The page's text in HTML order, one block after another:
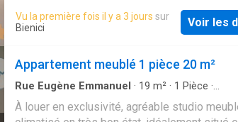
(lave-linge), d'un coin nuit en mezzanine
de douche. Parquet au sol, décoration
Emplacement exceptionnel. Disponible à
Vu la première fois il y a 3 jours sur
Bienici
Voir les
Appartement meublé 1 pièce 20 m²
Rue Eugène Emmanuel · 19 m² · 1 Pièce ·
Appartement
À louer en exclusivité, agréable studio